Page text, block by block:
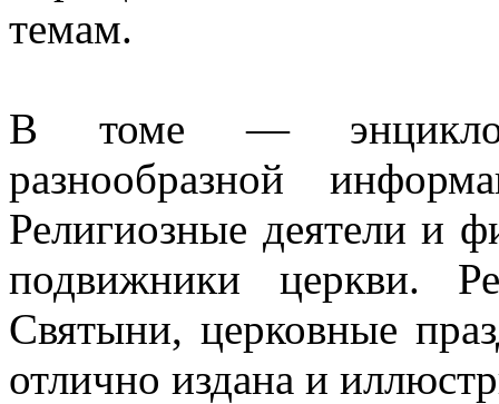
темам.
В томе —
разнообразной
Религиозные деятели и
подвижники церкви.
Святыни, церковные
отлично издана и